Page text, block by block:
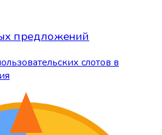
предложений
слотов в